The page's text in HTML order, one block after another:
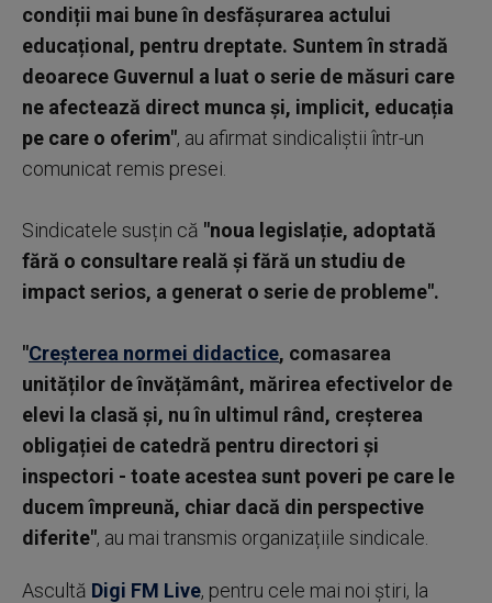
condiții mai bune în desfășurarea actului
educațional, pentru dreptate. Suntem în stradă
deoarece Guvernul a luat o serie de măsuri care
ne afectează direct munca și, implicit, educația
pe care o oferim", au afirmat sindicaliștii într-un
comunicat remis presei.
Sindicatele susțin că "noua legislație, adoptată
fără o consultare reală și fără un studiu de
impact serios, a generat o serie de probleme".
"Creșterea normei didactice, comasarea
unităților de învățământ, mărirea efectivelor de
elevi la clasă și, nu în ultimul rând, creșterea
obligației de catedră pentru directori și
inspectori - toate acestea sunt poveri pe care le
ducem împreună, chiar dacă din perspective
diferite", au mai transmis organizațiile sindicale.
Ascultă Digi FM Live, pentru cele mai noi știri, la